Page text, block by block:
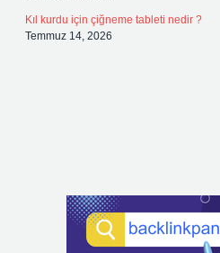
Kıl kurdu için çiğneme tableti nedir ?
Temmuz 14, 2026